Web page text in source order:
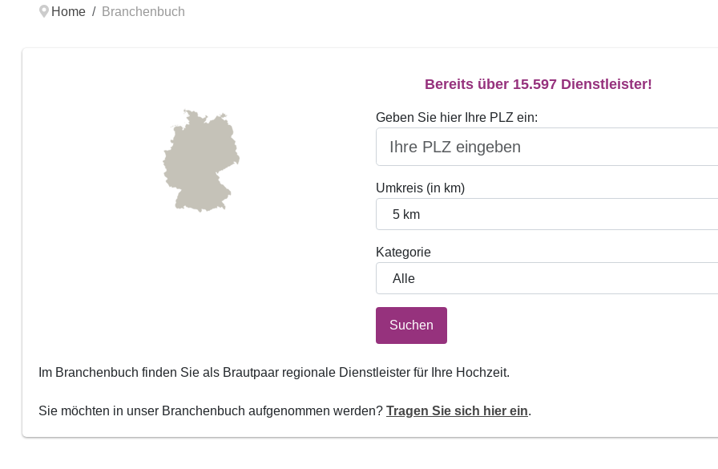
Home Branchenbuch
Bereits über 15.597 Dienstleister!
Geben Sie hier Ihre PLZ ein:
Umkreis (in km)
Kategorie
Suchen
Im Branchenbuch finden Sie als Brautpaar regionale Dienstleister für Ihre Hochzeit.
Sie möchten in unser Branchenbuch aufgenommen werden? Tragen Sie sich hier ein.